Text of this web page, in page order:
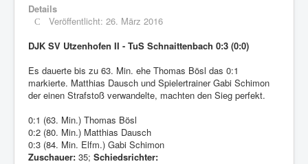
Details
Veröffentlicht: 26. März 2016
DJK SV Utzenhofen II - TuS Schnaittenbach 0:3 (0:0)
Es dauerte bis zu 63. Min. ehe Thomas Bösl das 0:1
markierte. Matthias Dausch und Spielertrainer Gabi Schimon
der einen Strafstoß verwandelte, machten den Sieg perfekt.
0:1 (63. Min.) Thomas Bösl
0:2 (80. Min.) Matthias Dausch
0:3 (84. Min. Elfm.) Gabi Schimon
Zuschauer: 35; Schiedsrichter: